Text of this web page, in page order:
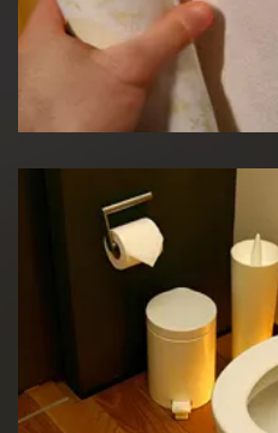
Pose de papier
Réparation WC